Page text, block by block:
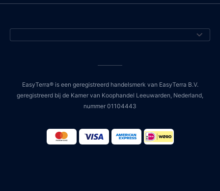
EasyTerra® is een geregistreerd handelsmerk van EasyTerra B.V.
geregistreerd bij de Kamer van Koophandel Leeuwarden, Nederland,
nummer 01104443